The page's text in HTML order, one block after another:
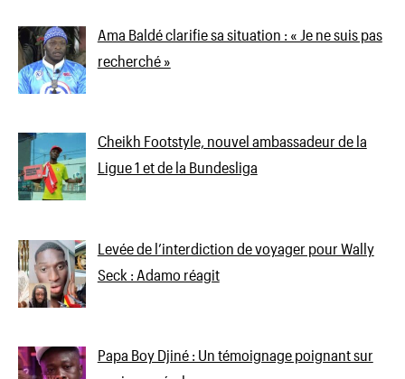
Ama Baldé clarifie sa situation : « Je ne suis pas
recherché »
Cheikh Footstyle, nouvel ambassadeur de la
Ligue 1 et de la Bundesliga
Levée de l’interdiction de voyager pour Wally
Seck : Adamo réagit
Papa Boy Djiné : Un témoignage poignant sur